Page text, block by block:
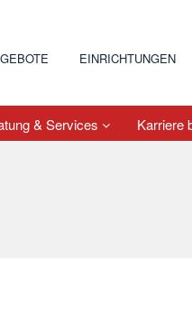
EINRICHTUNGEN
& Services Karriere